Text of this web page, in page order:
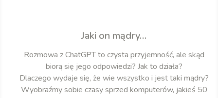
Jaki on mądry…
Rozmowa z ChatGPT to czysta przyjemność, ale skąd
biorą się jego odpowiedzi? Jak to działa?
Dlaczego wydaje się, że wie wszystko i jest taki mądry?
Wyobraźmy sobie czasy sprzed komputerów, jakieś 50